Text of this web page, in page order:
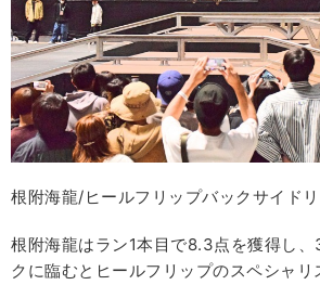
根附海龍/ヒールフリップバックサイド
根附海龍はラン1本目で8.3点を獲得し
クに臨むとヒールフリップのスペシャ